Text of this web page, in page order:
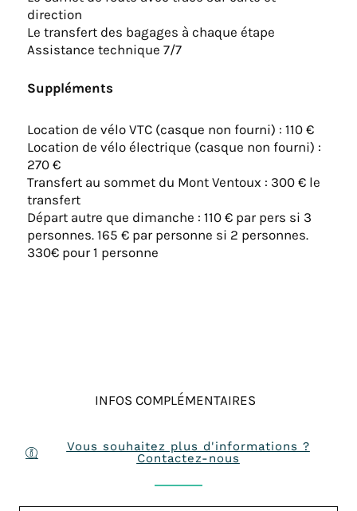
direction
Le transfert des bagages à chaque étape
Assistance technique 7/7
Suppléments
Location de vélo VTC (casque non fourni) : 110 €
Location de vélo électrique (casque non fourni) :
270 €
Transfert au sommet du Mont Ventoux : 300 € le
transfert
Départ autre que dimanche : 110 € par pers si 3
personnes. 165 € par personne si 2 personnes.
330€ pour 1 personne
INFOS COMPLÉMENTAIRES
Vous souhaitez plus d'informations ?
Contactez-nous